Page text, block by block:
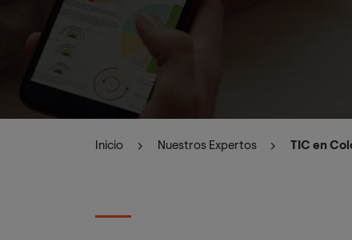
Inicio Nuestros Expertos TIC en